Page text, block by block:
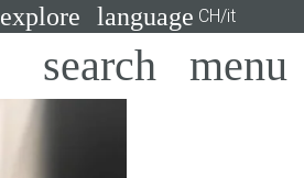
explore language CH/it